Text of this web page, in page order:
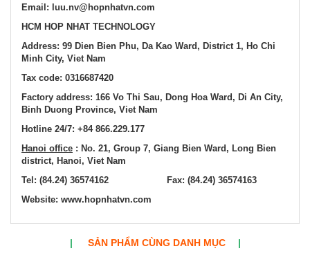
Email: luu.nv@hopnhatvn.com
HCM HOP NHAT TECHNOLOGY
Address: 99 Dien Bien Phu, Da Kao Ward, District 1, Ho Chi
Minh City, Viet Nam
Tax code: 0316687420
Factory address: 166 Vo Thi Sau, Dong Hoa Ward, Di An City,
Binh Duong Province, Viet Nam
Hotline 24/7: +84 866.229.177
Hanoi office : No. 21, Group 7, Giang Bien Ward, Long Bien
district, Hanoi, Viet Nam
Tel: (84.24) 36574162 Fax: (84.24) 36574163
Website: www.hopnhatvn.com
| SẢN PHẨM CÙNG DANH MỤC |